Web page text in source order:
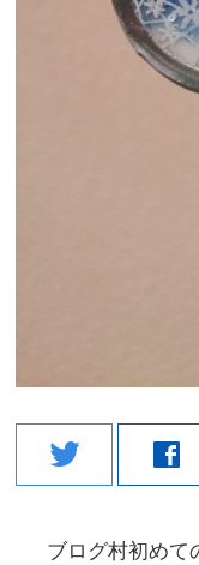
twitter facebook
ブログ村初めて